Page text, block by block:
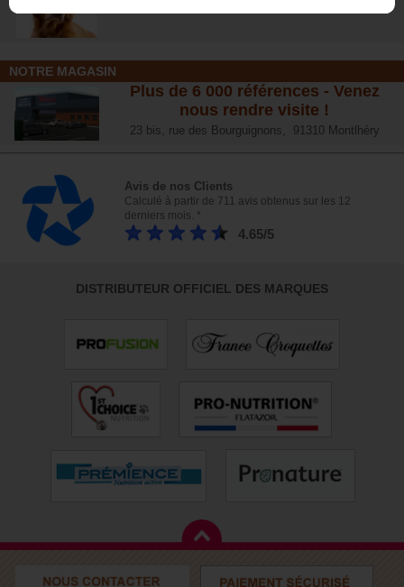
NOTRE MAGASIN
Plus de 6 000 références - Venez
nous rendre visite !
23 bis, rue des Bourguignons, 91310 Montlhéry
Avis de nos Clients
Calculé à partir de 711 avis obtenus sur les 12
derniers mois. *
4.65/5
DISTRIBUTEUR OFFICIEL DES MARQUES